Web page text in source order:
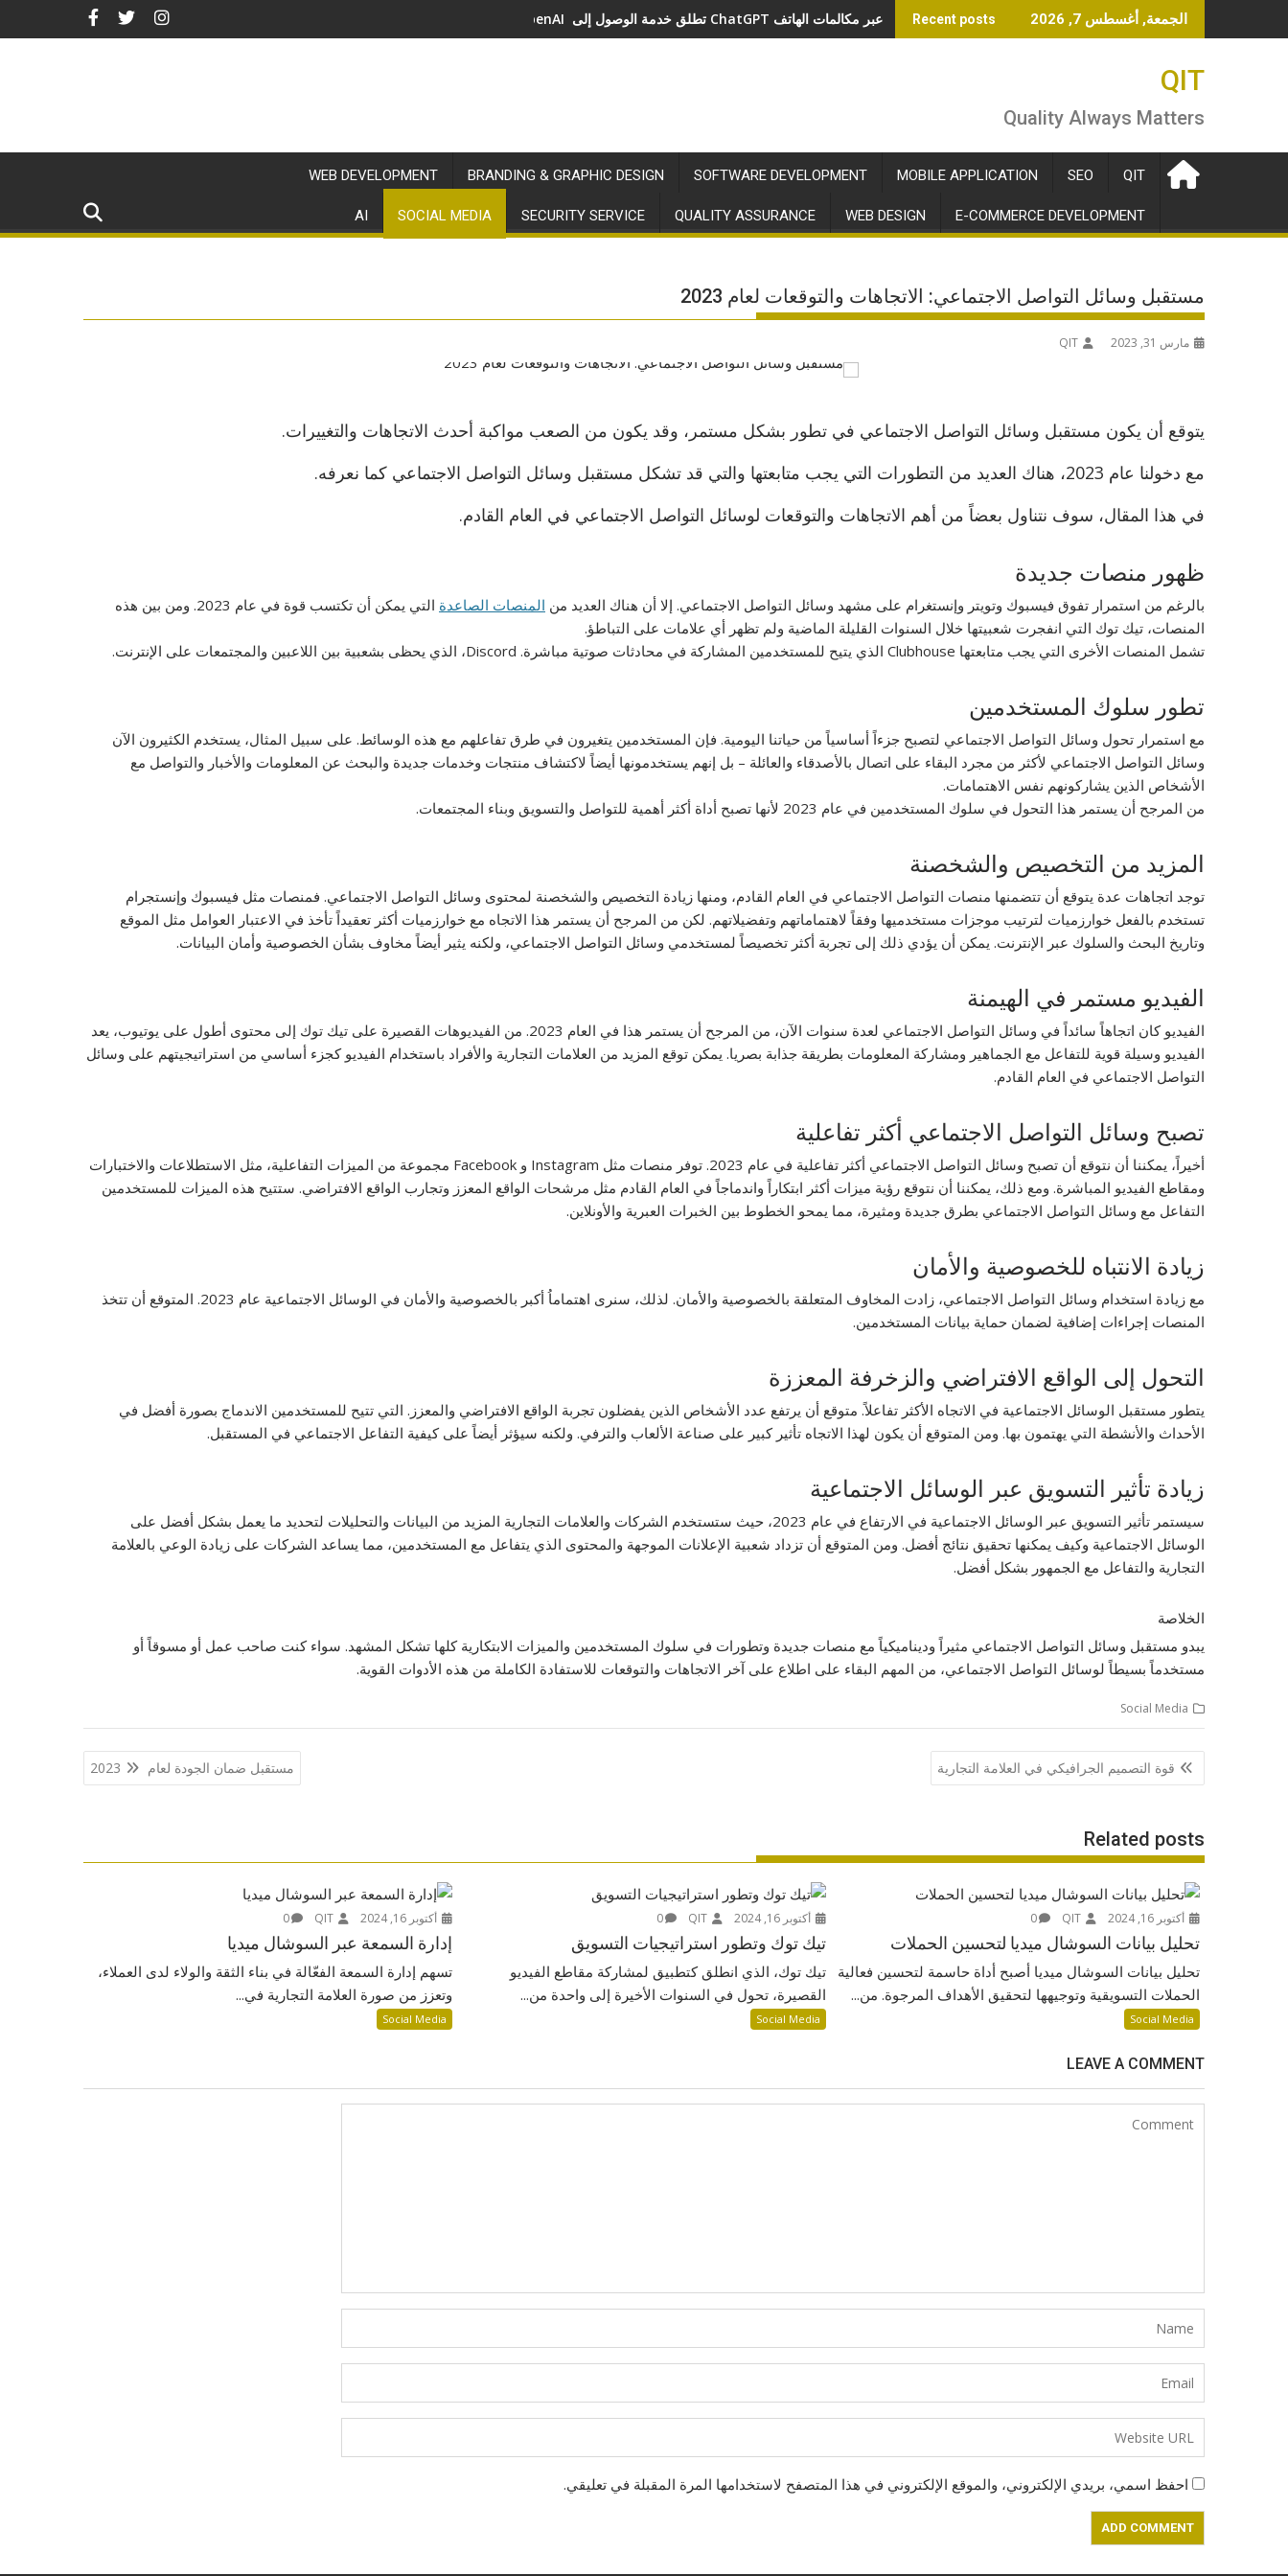
to
الجمعة, أغسطس 7, 2026 Recent posts OpenAI تطلق خدمة الوصول إلى ChatGPT عبر مكالمات الهاتف
QIT
Quality Always Matters
QIT
SEO
MOBILE APPLICATION
SOFTWARE DEVELOPMENT
BRANDING & GRAPHIC DESIGN
WEB DEVELOPMENT
E-COMMERCE DEVELOPMENT
WEB DESIGN
QUALITY ASSURANCE
SECURITY SERVICE
SOCIAL MEDIA
AI
مستقبل وسائل التواصل الاجتماعي: الاتجاهات والتوقعات لعام 2023
مارس 31, 2023 QIT
يتوقع أن يكون مستقبل وسائل التواصل الاجتماعي في تطور بشكل مستمر، وقد يكون من الصعب مواكبة أحدث الاتجاهات والتغييرات.
مع دخولنا عام 2023، هناك العديد من التطورات التي يجب متابعتها والتي قد تشكل مستقبل وسائل التواصل الاجتماعي كما نعرفه.
في هذا المقال، سوف نتناول بعضاً من أهم الاتجاهات والتوقعات لوسائل التواصل الاجتماعي في العام القادم.
ظهور منصات جديدة
بالرغم من استمرار تفوق فيسبوك وتويتر وإنستغرام على مشهد وسائل التواصل الاجتماعي. إلا أن هناك العديد من المنصات الصاعدة
التي يمكن أن تكتسب قوة في عام 2023. ومن بين هذه
المنصات، تيك توك التي انفجرت شعبيتها خلال السنوات القليلة الماضية ولم تظهر أي علامات على التباطؤ.
تشمل المنصات الأخرى التي يجب متابعتها Clubhouse الذي يتيح للمستخدمين المشاركة في محادثات صوتية مباشرة. Discord، الذي يحظى بشعبية بين اللاعبين والمجتمعات على الإنترنت.
تطور سلوك المستخدمين
مع استمرار تحول وسائل التواصل الاجتماعي لتصبح جزءاً أساسياً من حياتنا اليومية. فإن المستخدمين يتغيرون في طرق تفاعلهم مع هذه الوسائط. على سبيل المثال، يستخدم الكثيرون الآن
وسائل التواصل الاجتماعي لأكثر من مجرد البقاء على اتصال بالأصدقاء والعائلة – بل إنهم يستخدمونها أيضاً لاكتشاف منتجات وخدمات جديدة والبحث عن المعلومات والأخبار والتواصل مع
الأشخاص الذين يشاركونهم نفس الاهتمامات.
من المرجح أن يستمر هذا التحول في سلوك المستخدمين في عام 2023 لأنها تصبح أداة أكثر أهمية للتواصل والتسويق وبناء المجتمعات.
المزيد من التخصيص والشخصنة
توجد اتجاهات عدة يتوقع أن تتضمنها منصات التواصل الاجتماعي في العام القادم، ومنها زيادة التخصيص والشخصنة لمحتوى وسائل التواصل الاجتماعي. فمنصات مثل فيسبوك وإنستجرام
تستخدم بالفعل خوارزميات لترتيب موجزات مستخدميها وفقاً لاهتماماتهم وتفضيلاتهم. لكن من المرجح أن يستمر هذا الاتجاه مع خوارزميات أكثر تعقيداً تأخذ في الاعتبار العوامل مثل الموقع
وتاريخ البحث والسلوك عبر الإنترنت. يمكن أن يؤدي ذلك إلى تجربة أكثر تخصيصاً لمستخدمي وسائل التواصل الاجتماعي، ولكنه يثير أيضاً مخاوف بشأن الخصوصية وأمان البيانات.
الفيديو مستمر في الهيمنة
الفيديو كان اتجاهاً سائداً في وسائل التواصل الاجتماعي لعدة سنوات الآن، من المرجح أن يستمر هذا في العام 2023. من الفيديوهات القصيرة على تيك توك إلى محتوى أطول على يوتيوب، يعد
الفيديو وسيلة قوية للتفاعل مع الجماهير ومشاركة المعلومات بطريقة جذابة بصريا. يمكن توقع المزيد من العلامات التجارية والأفراد باستخدام الفيديو كجزء أساسي من استراتيجيتهم على وسائل
التواصل الاجتماعي في العام القادم.
تصبح وسائل التواصل الاجتماعي أكثر تفاعلية
أخيراً، يمكننا أن نتوقع أن تصبح وسائل التواصل الاجتماعي أكثر تفاعلية في عام 2023. توفر منصات مثل Instagram و Facebook مجموعة من الميزات التفاعلية، مثل الاستطلاعات والاختبارات
ومقاطع الفيديو المباشرة. ومع ذلك، يمكننا أن نتوقع رؤية ميزات أكثر ابتكاراً واندماجاً في العام القادم مثل مرشحات الواقع المعزز وتجارب الواقع الافتراضي. ستتيح هذه الميزات للمستخدمين
التفاعل مع وسائل التواصل الاجتماعي بطرق جديدة ومثيرة، مما يمحو الخطوط بين الخبرات العبرية والأونلاين.
زيادة الانتباه للخصوصية والأمان
مع زيادة استخدام وسائل التواصل الاجتماعي، زادت المخاوف المتعلقة بالخصوصية والأمان. لذلك، سنرى اهتماماُ أكبر بالخصوصية والأمان في الوسائل الاجتماعية عام 2023. المتوقع أن تتخذ
المنصات إجراءات إضافية لضمان حماية بيانات المستخدمين.
التحول إلى الواقع الافتراضي والزخرفة المعززة
يتطور مستقبل الوسائل الاجتماعية في الاتجاه الأكثر تفاعلاً. متوقع أن يرتفع عدد الأشخاص الذين يفضلون تجربة الواقع الافتراضي والمعزز. التي تتيح للمستخدمين الاندماج بصورة أفضل في
الأحداث والأنشطة التي يهتمون بها. ومن المتوقع أن يكون لهذا الاتجاه تأثير كبير على صناعة الألعاب والترفي. ولكنه سيؤثر أيضاً على كيفية التفاعل الاجتماعي في المستقبل.
زيادة تأثير التسويق عبر الوسائل الاجتماعية
سيستمر تأثير التسويق عبر الوسائل الاجتماعية في الارتفاع في عام 2023، حيث ستستخدم الشركات والعلامات التجارية المزيد من البيانات والتحليلات لتحديد ما يعمل بشكل أفضل على
الوسائل الاجتماعية وكيف يمكنها تحقيق نتائج أفضل. ومن المتوقع أن تزداد شعبية الإعلانات الموجهة والمحتوى الذي يتفاعل مع المستخدمين، مما يساعد الشركات على زيادة الوعي بالعلامة
التجارية والتفاعل مع الجمهور بشكل أفضل.
الخلاصة
يبدو مستقبل وسائل التواصل الاجتماعي مثيراً وديناميكياً مع منصات جديدة وتطورات في سلوك المستخدمين والميزات الابتكارية كلها تشكل المشهد. سواء كنت صاحب عمل أو مسوقاً أو
مستخدماً بسيطاً لوسائل التواصل الاجتماعي، من المهم البقاء على اطلاع على آخر الاتجاهات والتوقعات للاستفادة الكاملة من هذه الأدوات القوية.
Social Media
تصفّح
المقالات
قوة التصميم الجرافيكي في العلامة التجارية مستقبل ضمان الجودة لعام 2023
Related posts
أكتوبر 16, 2024 0
تحليل بيانات السوشال ميديا لتحسين الحملات
تحليل بيانات السوشال ميديا أصبح أداة حاسمة لتحسين فعالية
الحملات التسويقية وتوجيهها لتحقيق الأهداف المرجوة. من...
Social Media
أكتوبر 16, 2024 0
تيك توك وتطور استراتيجيات التسويق
تيك توك، الذي انطلق كتطبيق لمشاركة مقاطع الفيديو
القصيرة، تحول في السنوات الأخيرة إلى واحدة من...
Social Media
أكتوبر 16, 2024 0
إدارة السمعة عبر السوشال ميديا
تسهم إدارة السمعة الفعّالة في بناء الثقة والولاء لدى العملاء،
وتعزز من صورة العلامة التجارية في...
Social Media
LEAVE A COMMENT
احفظ اسمي، بريدي الإلكتروني، والموقع الإلكتروني في هذا المتصفح لاستخدامها المرة المقبلة في تعليقي.